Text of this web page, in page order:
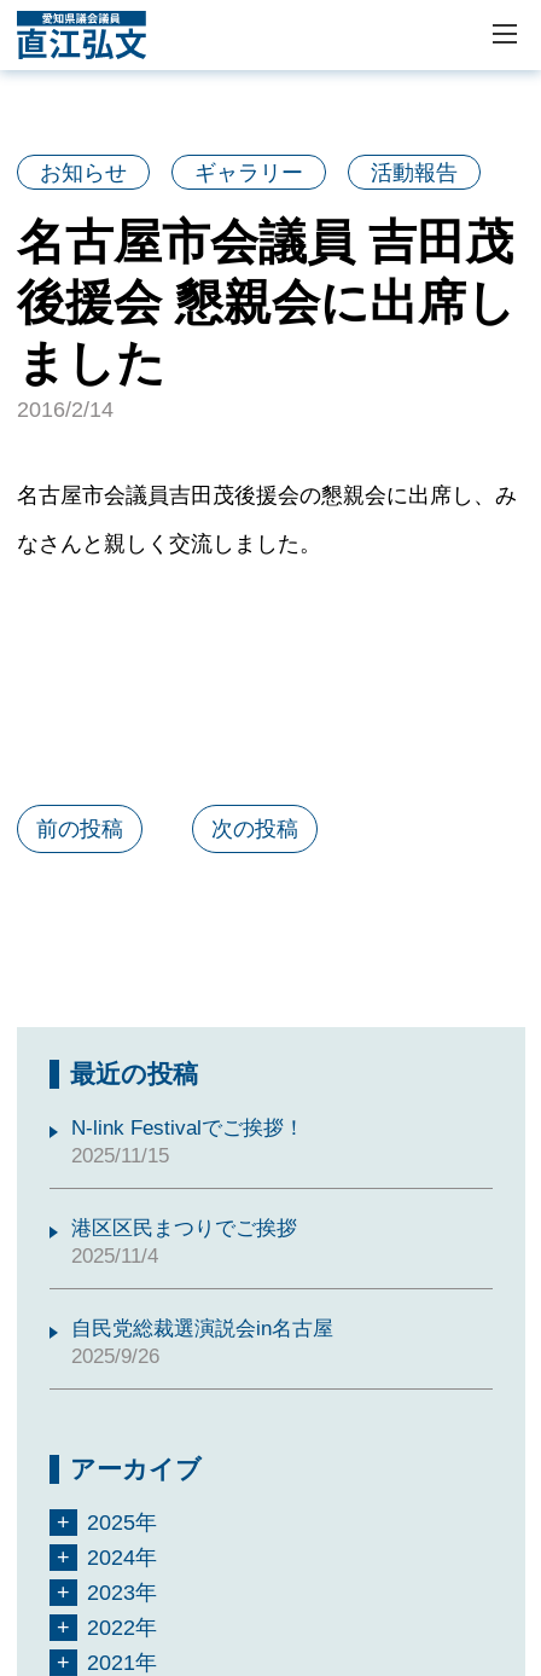
お知らせ ギャラリー 活動報告
名古屋市会議員 吉田茂
後援会 懇親会に出席し
ました
2016/2/14
名古屋市会議員吉田茂後援会の懇親会に出席し、み
なさんと親しく交流しました。
前の投稿 次の投稿
最近の投稿
N-link Festivalでご挨拶！
2025/11/15
港区区民まつりでご挨拶
2025/11/4
自民党総裁選演説会in名古屋
2025/9/26
アーカイブ
2025年
2024年
2023年
2022年
2021年